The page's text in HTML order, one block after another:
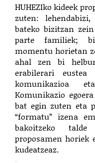
HUHEZIko kideek
zuten:
bateko bizitzan
parte familiek;
momentu horietan
ahal zen bi
erabilerari
komunikazioa
Komunikazio
bat egin zuten eta
“formatu” izena
bakoitzeko
proposamen horiek
kudeatzeaz.